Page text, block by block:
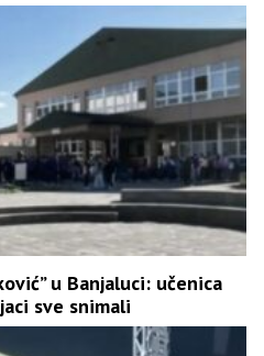
u Banjaluci: učenica
sve snimali